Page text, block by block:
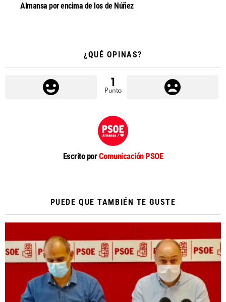
Almansa por encima de los de Núñez
¿QUÉ OPINAS?
1
Punto
Escrito porComunicación PSOE
PUEDE QUE TAMBIÉN TE GUSTE